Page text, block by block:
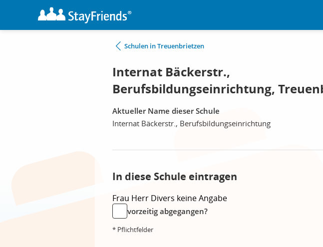
Schulen in Treuenbrietzen
Internat Bäckerstr.,
Berufsbildungseinrichtung,
Aktueller Name dieser Schule
Internat Bäckerstr., Berufsbildungseinrichtung
In diese Schule eintragen
Frau Herr Divers keine Angabe
vorzeitig abgegangen?
* Pflichtfelder